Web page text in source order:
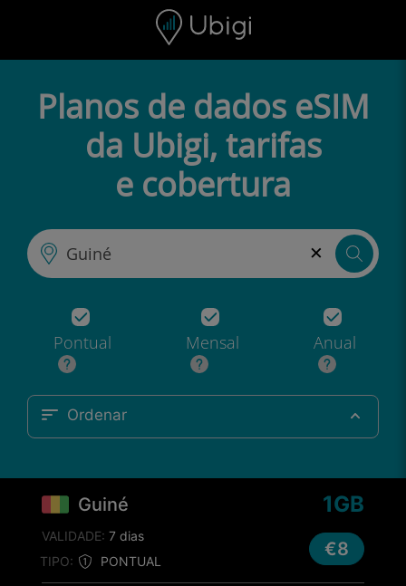
Barra de navegação
Planos de dados eSIM
da Ubigi, tarifas
e cobertura
×
Pontual Mensal Anual
Ordenar
Guiné
TIPO: PONTUAL
1GB
VALIDADE: 7 dias
€8